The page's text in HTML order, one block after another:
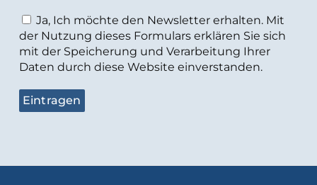
Ja, Ich möchte den Newsletter erhalten. Mit
der Nutzung dieses Formulars erklären Sie sich
mit der Speicherung und Verarbeitung Ihrer
Daten durch diese Website einverstanden.